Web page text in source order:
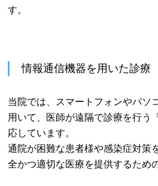
す。
情報通信機器を用いた診療
当院では、スマートフォンやパソ
用いて、医師が遠隔で診療を行う
応しています。
通院が困難な患者様や感染症対策
全かつ適切な医療を提供するため